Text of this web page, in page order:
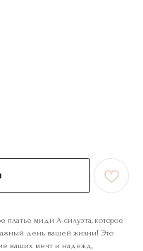
миди А-силуэта, которое
день вашей жизни! Это
ваших мечт и надежд,